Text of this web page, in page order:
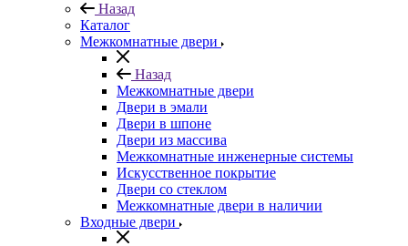
Назад
Каталог
Межкомнатные двери
Назад
Межкомнатные двери
Двери в эмали
Двери в шпоне
Двери из массива
Межкомнатные инженерные системы
Искусственное покрытие
Двери со стеклом
Межкомнатные двери в наличии
Входные двери